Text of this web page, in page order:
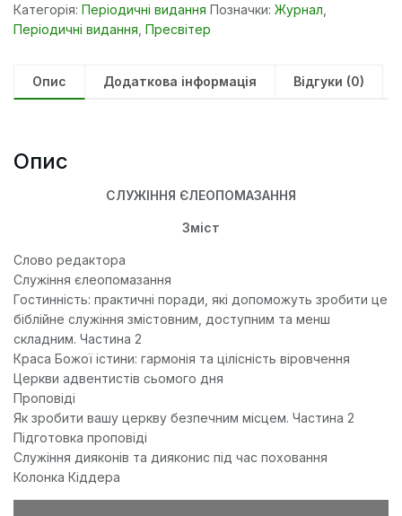
Категорія: Періодичні видання Позначки: Журнал
Періодичні видання Пресвітер
Опис Додаткова інформація Відгуки (0)
Опис
СЛУЖІННЯ ЄЛЕОПОМАЗАННЯ
Зміст
Слово редактора
Служіння єлеопомазання
Гостинність: практичні поради, які допоможуть зробити це
біблійне служіння змістовним, доступним та менш
складним. Частина 2
Краса Божої істини: гармонія та цілісність віровчення
Церкви адвентистів сьомого дня
Проповіді
Як зробити вашу церкву безпечним місцем. Частина 2
Підготовка проповіді
Служіння дияконів та дияконис під час поховання
Колонка Кіддера